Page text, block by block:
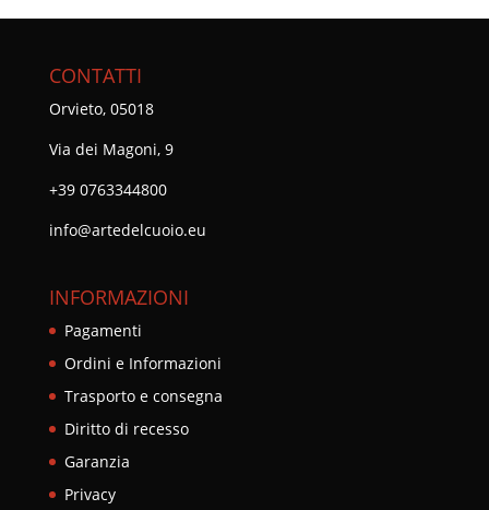
CONTATTI
Orvieto, 05018
Via dei Magoni, 9
+39 0763344800
info@artedelcuoio.eu
INFORMAZIONI
Pagamenti
Ordini e Informazioni
Trasporto e consegna
Diritto di recesso
Garanzia
Privacy